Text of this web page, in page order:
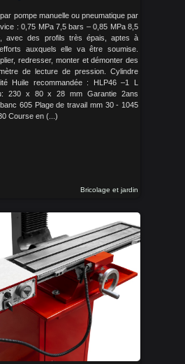
pompe manuelle ou pneumatique par
: 0,75 MPa 7,5 bars – 0,85 MPa 8,5
avec des profils très épais, aptes à
auxquels elle va être soumise.
redresser, monter et démonter des
de lecture de pression. Cylindre
Huile recommandée : HLP46 –1 L
230 x 80 x 28 mm Garantie 2ans
605 Plage de travail mm 30 - 1045
Course en (...)
Bricolage et jardin